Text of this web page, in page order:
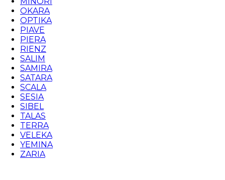
OKARA
OPTIKA
PIAVE
PIERA
RIENZ
SALIM
SAMIRA
SATARA
SCALA
SESIA
SIBEL
TALAS
TERRA
VELEKA
YEMINA
ZARIA